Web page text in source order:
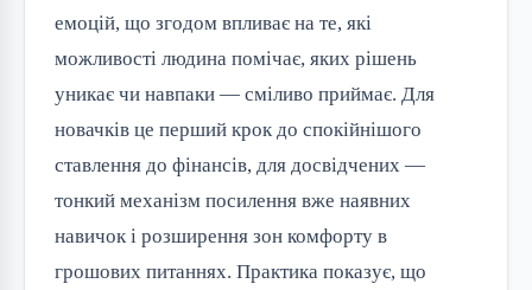
емоцій, що згодом впливає на те, які
можливості людина помічає, яких рішень
уникає чи навпаки — сміливо приймає. Для
новачків це перший крок до спокійнішого
ставлення до фінансів, для досвідчених —
тонкий механізм посилення вже наявних
навичок і розширення зон комфорту в
грошових питаннях. Практика показує, що